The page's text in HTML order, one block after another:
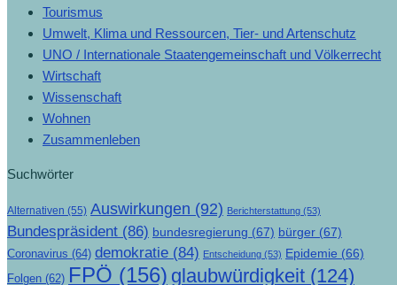
Tourismus
Umwelt, Klima und Ressourcen, Tier- und Artenschutz
UNO / Internationale Staatengemeinschaft und Völkerrecht
Wirtschaft
Wissenschaft
Wohnen
Zusammenleben
Suchwörter
Alternativen (55) Auswirkungen (92) Berichterstattung (53)
Bundespräsident (86) bundesregierung (67) bürger (67)
Coronavirus (64) demokratie (84) Entscheidung (53) Epidemie (66)
Folgen (62) FPÖ (156) glaubwürdigkeit (124)